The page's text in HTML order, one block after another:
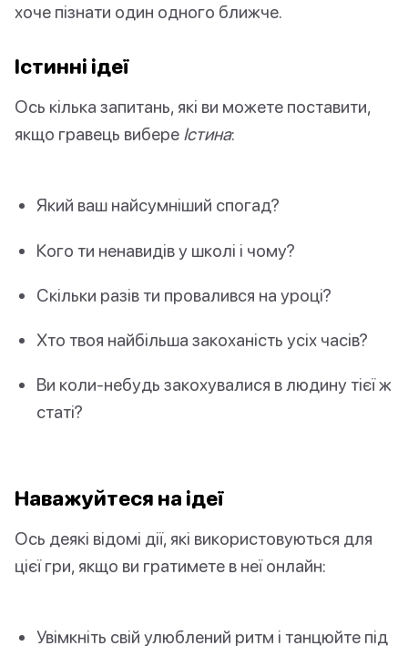
хоче пізнати один одного ближче.
Істинні ідеї
Ось кілька запитань, які ви можете поставити,
якщо гравець вибере Істина:
Який ваш найсумніший спогад?
Кого ти ненавидів у школі і чому?
Скільки разів ти провалився на уроці?
Хто твоя найбільша закоханість усіх часів?
Ви коли-небудь закохувалися в людину тієї ж
статі?
Наважуйтеся на ідеї
Ось деякі відомі дії, які використовуються для
цієї гри, якщо ви гратимете в неї онлайн:
Увімкніть свій улюблений ритм і танцюйте під